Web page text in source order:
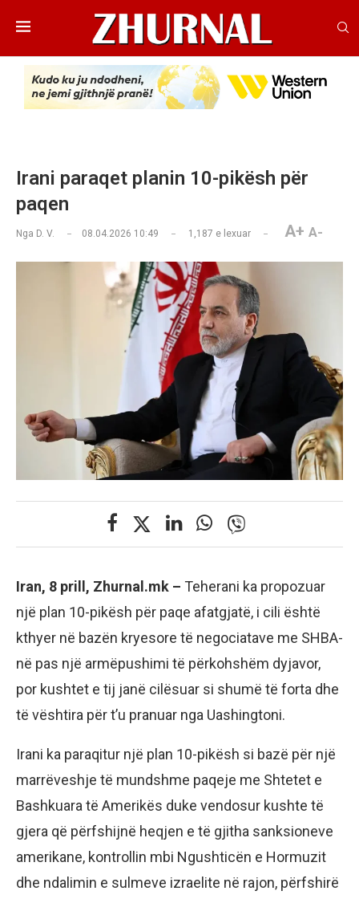
Irani paraqet planin 10-pikësh për
paqen
Nga D. V. 08.04.2026 10:49 1,187 e lexuar A+ A-
Iran, 8 prill, Zhurnal.mk – Teherani ka propozuar
një plan 10-pikësh për paqe afatgjatë, i cili është
kthyer në bazën kryesore të negociatave me SHBA-
në pas një armëpushimi të përkohshëm dyjavor,
por kushtet e tij janë cilësuar si shumë të forta dhe
të vështira për t’u pranuar nga Uashingtoni.
Irani ka paraqitur një plan 10-pikësh si bazë për një
marrëveshje të mundshme paqeje me Shtetet e
Bashkuara të Amerikës duke vendosur kushte të
gjera që përfshijnë heqjen e të gjitha sanksioneve
amerikane, kontrollin mbi Ngushticën e Hormuzit
dhe ndalimin e sulmeve izraelite në rajon, përfshirë